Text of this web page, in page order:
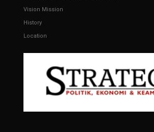
Vision Mission
History
Location